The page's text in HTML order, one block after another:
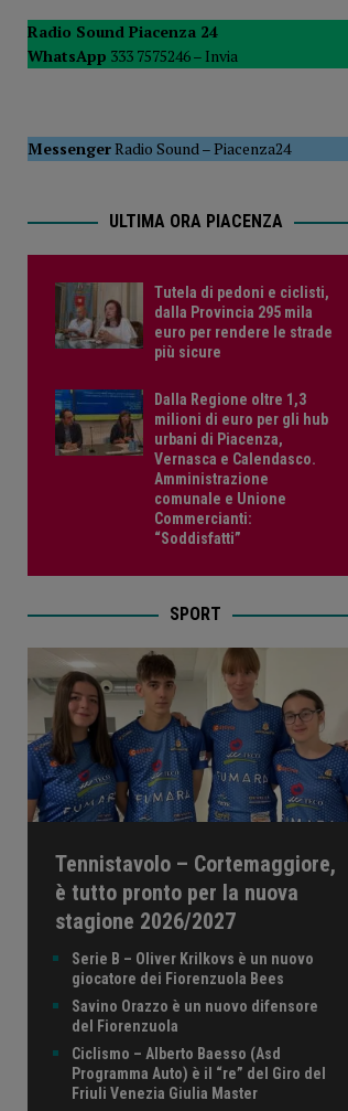
POLITICA
[ 5 Agosto 2026 ] Caldo
Radio Sound Piacenza 24
WhatsApp 333 7575246 – Invia
MessengerRadio Sound–Piacenza24
ULTIMA ORA PIACENZA
Tutela di pedoni e ciclisti,
dalla Provincia 295 mila
euro per rendere le strade
più sicure
Dalla Regione oltre 1,3
milioni di euro per gli hub
urbani di Piacenza,
Vernasca e Calendasco.
Amministrazione
comunale e Unione
Commercianti:
“Soddisfatti”
SPORT
Tennistavolo – Cortemaggiore,
è tutto pronto per la nuova
stagione 2026/2027
Serie B – Oliver Krilkovs è un nuovo
giocatore dei Fiorenzuola Bees
Savino Orazzo è un nuovo difensore
del Fiorenzuola
Ciclismo – Alberto Baesso (Asd
Programma Auto) è il “re” del Giro del
Friuli Venezia Giulia Master